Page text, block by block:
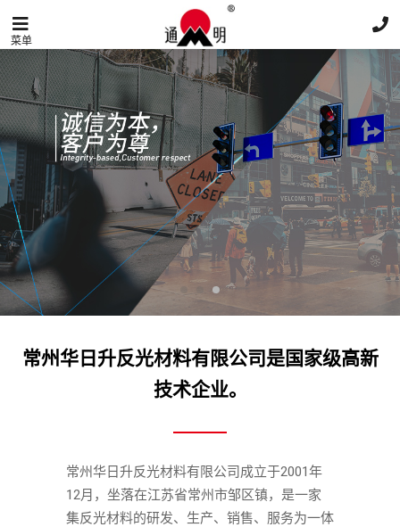
菜单
常州华日升反光材料有限公司是国家级高新
技术企业。
常州华日升反光材料有限公司成立于2001年
12月，坐落在江苏省常州市邹区镇，是一家
集反光材料的研发、生产、销售、服务为一体